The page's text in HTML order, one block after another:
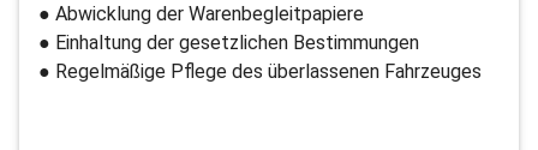
● Abwicklung der Warenbegleitpapiere
● Einhaltung der gesetzlichen Bestimmungen
● Regelmäßige Pflege des überlassenen Fahrzeuges